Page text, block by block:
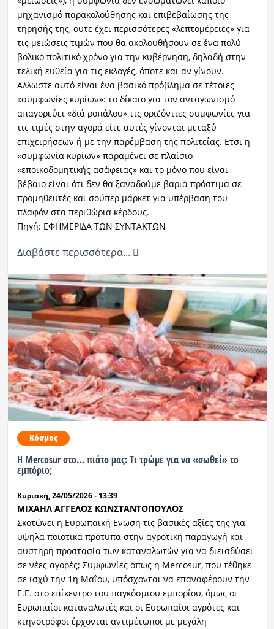
μηχανισμό παρακολούθησης και επιβεβαίωσης της
τήρησής της, ούτε έχει περισσότερες «λεπτομέρειες» για
τις μειώσεις τιμών που θα ακολουθήσουν σε ένα πολύ
βολικό πολιτικό χρόνο για την κυβέρνηση, δηλαδή στην
τελική ευθεία για τις εκλογές, όποτε και αν γίνουν.
Αλλωστε αυτό είναι ένα βασικό πρόβλημα σε τέτοιες
«συμφωνίες κυρίων»: το δίκαιο για τον ανταγωνισμό
απαγορεύει «διά ροπάλου» τις οριζόντιες συμφωνίες για
τις τιμές στην αγορά είτε αυτές γίνονται μεταξύ
επιχειρήσεων ή με την παρέμβαση της πολιτείας. Ετσι η
«συμφωνία κυρίων» παραμένει σε πλαίσιο
«εποικοδομητικής ασάφειας» και το μόνο που είναι
βέβαιο είναι ότι δεν θα ξαναδούμε βαριά πρόστιμα σε
προμηθευτές και σούπερ μάρκετ για υπέρβαση του
πλαφόν στα περιθώρια κέρδους.
Πηγή: ΕΦΗΜΕΡΙΔΑ ΤΩΝ ΣΥΝΤΑΚΤΩΝ
Διαβάστε περισσότερα...
Κόσμος
Η Mercosur στο… πιάτο μας: Tι τρώμε για να «σωθεί» το
εμπόριο;
Κυριακή, 24/05/2026 - 13:39
ΜΙΧΑΗΛ ΑΓΓΕΛΟΣ ΚΩΝΣΤΑΝΤΟΠΟΥΛΟΣ
Σκοτώνει η Ευρωπαϊκή Ενωση τις βασικές αξίες της για
υψηλά ποιοτικά πρότυπα στην αγροτική παραγωγή και
αυστηρή προστασία των καταναλωτών για να διεισδύσει
σε νέες αγορές; Συμφωνίες όπως η Mercosur, που τέθηκε
σε ισχύ την 1η Μαΐου, υπόσχονται να επαναφέρουν την
Ε.Ε. στο επίκεντρο του παγκόσμιου εμπορίου, όμως οι
Ευρωπαίοι καταναλωτές και οι Ευρωπαίοι αγρότες και
κτηνοτρόφοι έρχονται αντιμέτωποι με μεγάλη